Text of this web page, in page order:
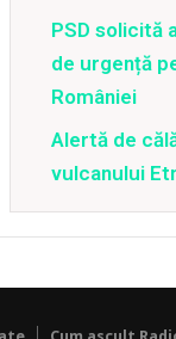
PSD solicită
de urgență
României
Alertă de
vulcanului